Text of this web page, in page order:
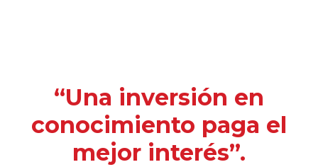
“Una inversión en
conocimiento paga el
mejor interés”.